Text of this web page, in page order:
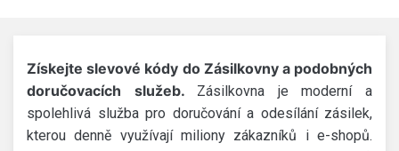
Získejte slevové kódy do Zásilkovny a podobných
doručovacích služeb. Zásilkovna je moderní a
spolehlivá služba pro doručování a odesílání zásilek,
kterou denně využívají miliony zákazníků i e-shopů.